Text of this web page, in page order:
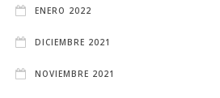
ENERO 2022
DICIEMBRE 2021
NOVIEMBRE 2021